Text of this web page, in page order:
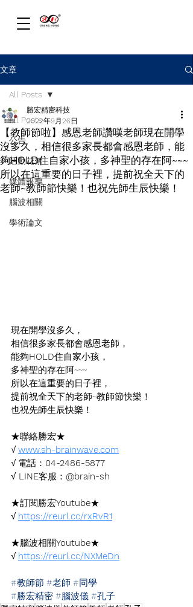
文章
All Posts
公告
活動花絮
媒體報導
腦波相關
學術論文
All Posts
【教師節啦】感恩老師讚嘆老師現在開學
沒多久，相信很多家長都會感恩老師，能
夠HOLD住自家小孩，多神聖的存在阿~~~
所以在這重要的日子裡，提前祝全天下的
老師~教師節快樂！也祝先師生辰快樂！
勝宏精密科技
2022年9月26日
現在開學沒多久，
相信很多家長都會感恩老師，
能夠HOLD住自家小孩，
多神聖的存在阿~~~
所以在這重要的日子裡，
提前祝全天下的老師~教師節快樂！
也祝先師生辰快樂！
★聯絡勝宏★
√ www.sh-brainwave.com
√ 電話： 04-2486-5877
√ LINE客服： @brain-sh
★訂閱勝宏Youtube★
√ https://reurl.cc/rxRvR1
★腦波相關Youtube★
√ https://reurl.cc/NXMeDn
#教師節 #老師 #同學
#勝宏精密 #腦波儀 #孔子